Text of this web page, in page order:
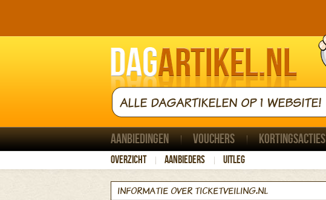
ALLE DAGARTIKELEN OP 1 WEBSITE!
Aanbiedingen Vouchers Kortingsacties
Overzicht Aanbieders Uitleg
INFORMATIE OVER TICKETVEILING.NL